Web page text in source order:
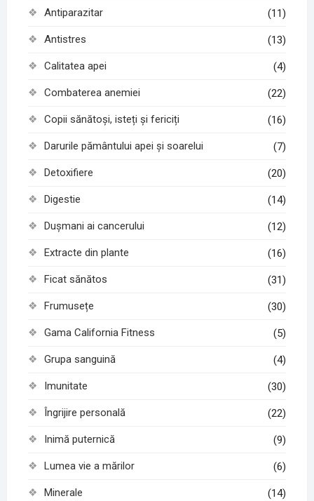
Antiparazitar (11)
Antistres (13)
Calitatea apei (4)
Combaterea anemiei (22)
Copii sănătoși, isteți și fericiți (16)
Darurile pământului apei și soarelui (7)
Detoxifiere (20)
Digestie (14)
Dușmani ai cancerului (12)
Extracte din plante (16)
Ficat sănătos (31)
Frumusețe (30)
Gama California Fitness (5)
Grupa sanguină (4)
Imunitate (30)
Îngrijire personală (22)
Inimă puternică (9)
Lumea vie a mărilor (6)
Minerale (14)